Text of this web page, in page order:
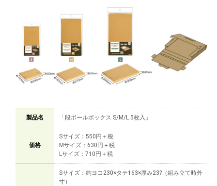
製品名 「段ボールボックス S/M/L 5枚入」
価格
Sサイズ：550円＋税
Mサイズ：630円＋税
Lサイズ：710円＋税
Sサイズ：約ヨコ230×タテ163×厚み23?（組み立て時外
寸）